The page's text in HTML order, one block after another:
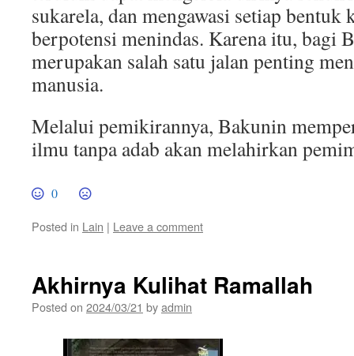
sukarela, dan mengawasi setiap bentuk
berpotensi menindas. Karena itu, bagi
merupakan salah satu jalan penting
manusia.
Melalui pemikirannya, Bakunin
ilmu tanpa adab akan melahirkan
0
Posted in Lain | Leave a comment
Akhirnya Kulihat Ramallah
Posted on 2024/03/21 byadmin